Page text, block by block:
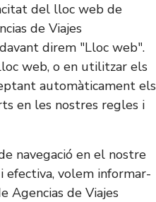
del lloc web de
de Viajes
direm "Lloc web".
web, o en utilitzar els
automàticament els
en les nostres regles i
navegació en el nostre
efectiva, volem informar-
Agencias de Viajes